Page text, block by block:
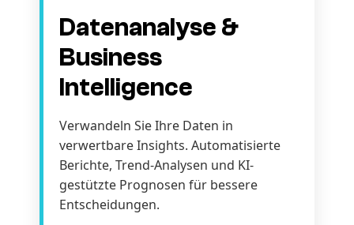
Datenanalyse &
Business
Intelligence
Verwandeln Sie Ihre Daten in
verwertbare Insights. Automatisierte
Berichte, Trend-Analysen und KI-
gestützte Prognosen für bessere
Entscheidungen.